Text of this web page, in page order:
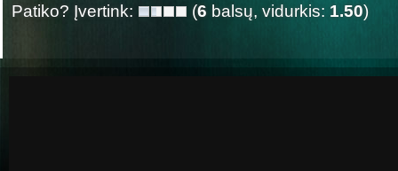
Patiko? Įvertink:
(6 balsų, vidurkis: 1.50)